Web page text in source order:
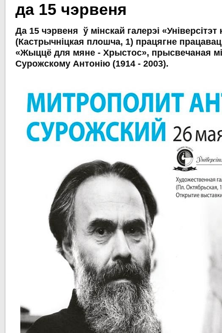
да 15 чэрвеня
Да 15 чэрвеня ў мінскай галерэі «Універсітэт
(Кастрычніцкая плошча, 1) працягне
«Жыццё для мяне - Хрыстос», прысвечаная
Сурожскому Антонію (1914 - 2003).